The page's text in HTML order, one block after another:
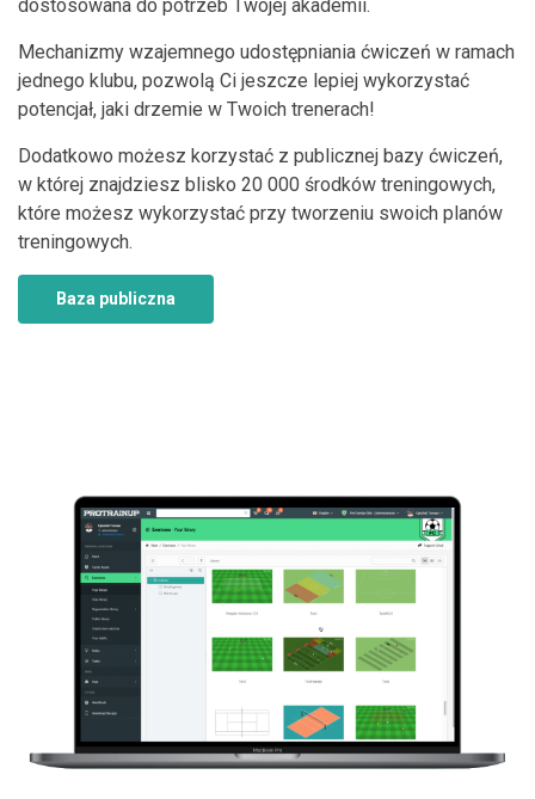
dostosowana do potrzeb Twojej akademii.
Mechanizmy wzajemnego udostępniania ćwiczeń w ramach
jednego klubu, pozwolą Ci jeszcze lepiej wykorzystać
potencjał, jaki drzemie w Twoich trenerach!
Dodatkowo możesz korzystać z publicznej bazy ćwiczeń,
w której znajdziesz blisko 20 000 środków treningowych,
które możesz wykorzystać przy tworzeniu swoich planów
treningowych.
Baza publiczna